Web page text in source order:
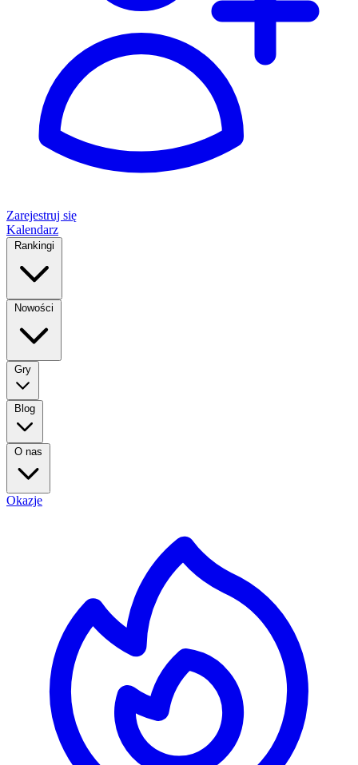
Zarejestruj się
Kalendarz
Rankingi
Nowości
Gry
Blog
O nas
Okazje